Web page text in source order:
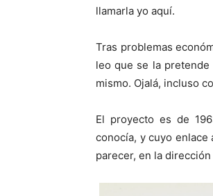
llamarla yo aquí.
Tras problemas
leo que se la pretende
mismo. Ojalá, incluso
El proyecto es de
conocía, y cuyo enlace
parecer, en la